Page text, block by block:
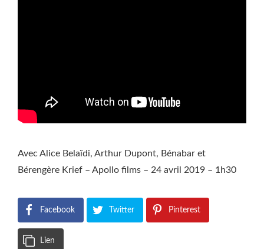
Avec Alice Belaïdi, Arthur Dupont, Bénabar et
Bérengère Krief – Apollo films – 24 avril 2019 – 1h30
Facebook Twitter Pinterest
Lien